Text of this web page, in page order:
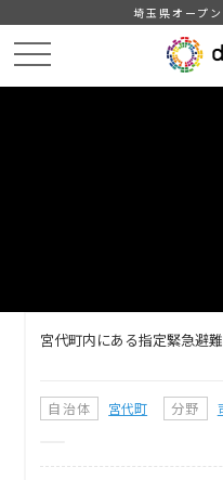
埼玉県オープ
宮代町内にある指定緊急避難
自治体 宮代町 分野